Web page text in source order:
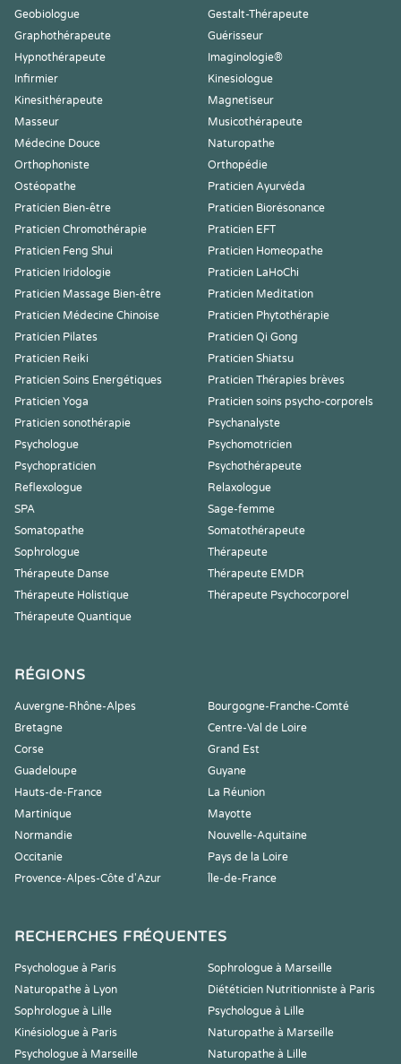
Geobiologue
Gestalt-Thérapeute
Graphothérapeute
Guérisseur
Hypnothérapeute
Imaginologie®
Infirmier
Kinesiologue
Kinesithérapeute
Magnetiseur
Masseur
Musicothérapeute
Médecine Douce
Naturopathe
Orthophoniste
Orthopédie
Ostéopathe
Praticien Ayurvéda
Praticien Bien-être
Praticien Biorésonance
Praticien Chromothérapie
Praticien EFT
Praticien Feng Shui
Praticien Homeopathe
Praticien Iridologie
Praticien LaHoChi
Praticien Massage Bien-être
Praticien Meditation
Praticien Médecine Chinoise
Praticien Phytothérapie
Praticien Pilates
Praticien Qi Gong
Praticien Reiki
Praticien Shiatsu
Praticien Soins Energétiques
Praticien Thérapies brèves
Praticien Yoga
Praticien soins psycho-corporels
Praticien sonothérapie
Psychanalyste
Psychologue
Psychomotricien
Psychopraticien
Psychothérapeute
Reflexologue
Relaxologue
SPA
Sage-femme
Somatopathe
Somatothérapeute
Sophrologue
Thérapeute
Thérapeute Danse
Thérapeute EMDR
Thérapeute Holistique
Thérapeute Psychocorporel
Thérapeute Quantique
RÉGIONS
Auvergne-Rhône-Alpes
Bourgogne-Franche-Comté
Bretagne
Centre-Val de Loire
Corse
Grand Est
Guadeloupe
Guyane
Hauts-de-France
La Réunion
Martinique
Mayotte
Normandie
Nouvelle-Aquitaine
Occitanie
Pays de la Loire
Provence-Alpes-Côte d'Azur
Île-de-France
RECHERCHES FRÉQUENTES
Psychologue à Paris
Sophrologue à Marseille
Naturopathe à Lyon
Diététicien Nutritionniste à Paris
Sophrologue à Lille
Psychologue à Lille
Kinésiologue à Paris
Naturopathe à Marseille
Psychologue à Marseille
Naturopathe à Lille